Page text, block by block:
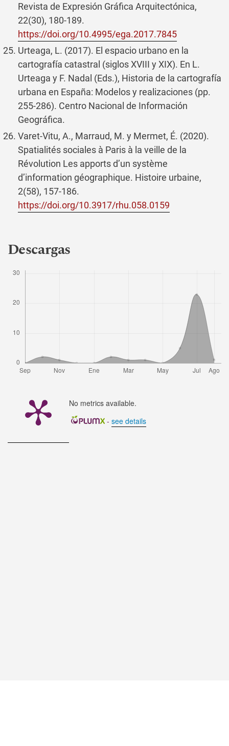
Revista de Expresión Gráfica Arquitectónica,
22(30), 180-189.
https://doi.org/10.4995/ega.2017.7845
Urteaga, L. (2017). El espacio urbano en la
cartografía catastral (siglos XVIII y XIX). En L.
Urteaga y F. Nadal (Eds.), Historia de la cartografía
urbana en España: Modelos y realizaciones (pp.
255-286). Centro Nacional de Información
Geográfica.
Varet-Vitu, A., Marraud, M. y Mermet, É. (2020).
Spatialités sociales à Paris à la veille de la
Révolution Les apports d’un système
d’information géographique. Histoire urbaine,
2(58), 157-186.
https://doi.org/10.3917/rhu.058.0159
Descargas
No metrics available.
- see details